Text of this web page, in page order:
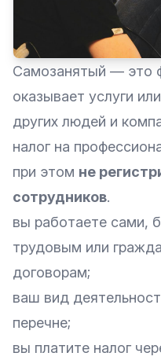
Самозанятый — это
оказывает услуги
других людей и
налог на
при этом не
сотрудников.
вы работаете сами,
трудовым или
договорам;
ваш вид
перечне;
вы платите налог